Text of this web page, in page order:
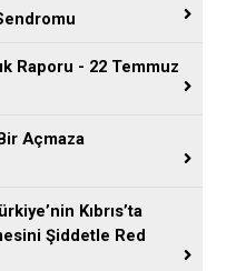
Raporu - 22 Temmuz
Açmaza
Kıbrıs’ta
Şiddetle Red